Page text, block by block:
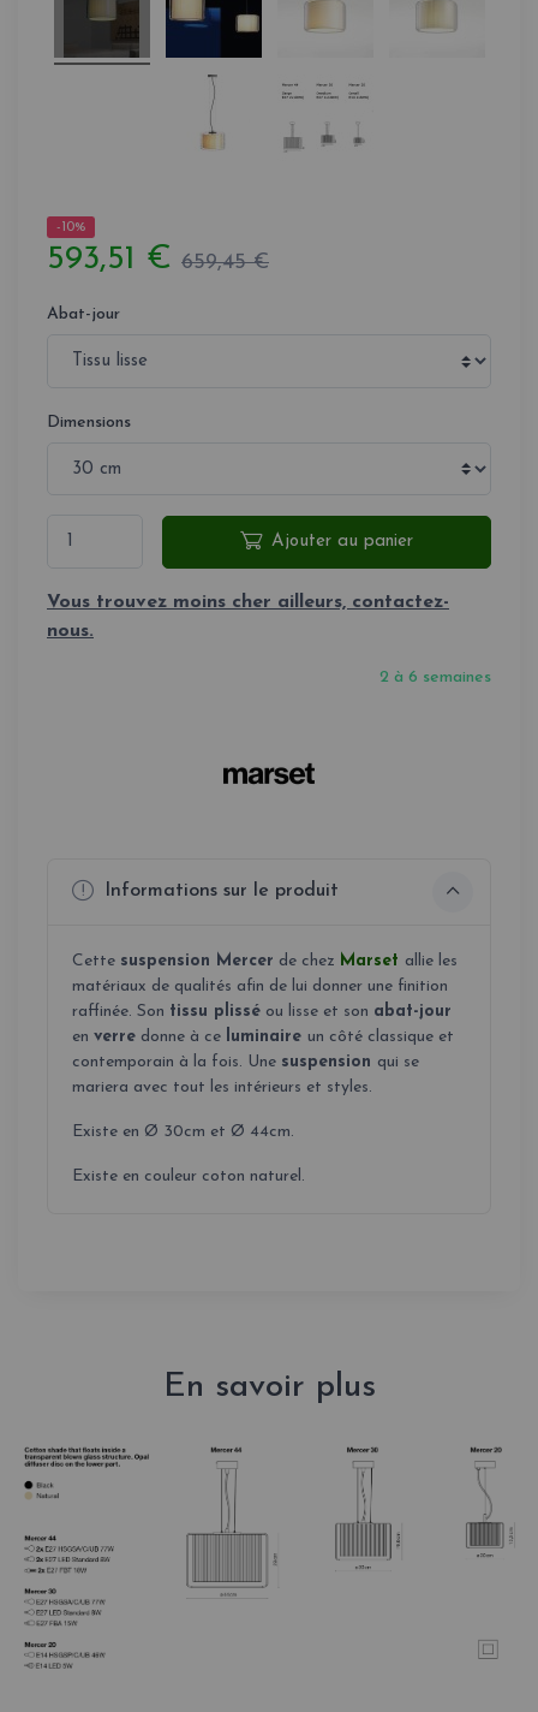
-10%
593,51 € 659,45 €
Abat-jour
Dimensions
Ajouter au panier
Vous trouvez moins cher ailleurs, contactez-
nous.
2 à 6 semaines
Informations sur le produit
Cette suspension Mercer de chez Marset allie les
matériaux de qualités afin de lui donner une finition
raffinée. Son tissu plissé ou lisse et son abat-jour
en verre donne à ce luminaire un côté classique et
contemporain à la fois. Une suspension qui se
mariera avec tout les intérieurs et styles.
Existe en Ø 30cm et Ø 44cm.
Existe en couleur coton naturel.
En savoir plus